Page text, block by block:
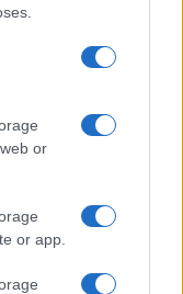
or
or app.